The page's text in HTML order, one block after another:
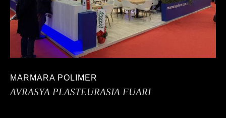
MARMARA POLIMER
AVRASYA PLASTEURASIA FUARI